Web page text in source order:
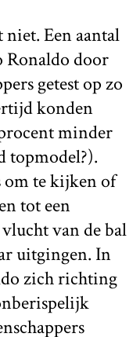
Een aantal
Ronaldo door
getest op zo
konden
minder
topmodel?).
om te kijken of
tot een
van de bal
uitgingen. In
zich richting